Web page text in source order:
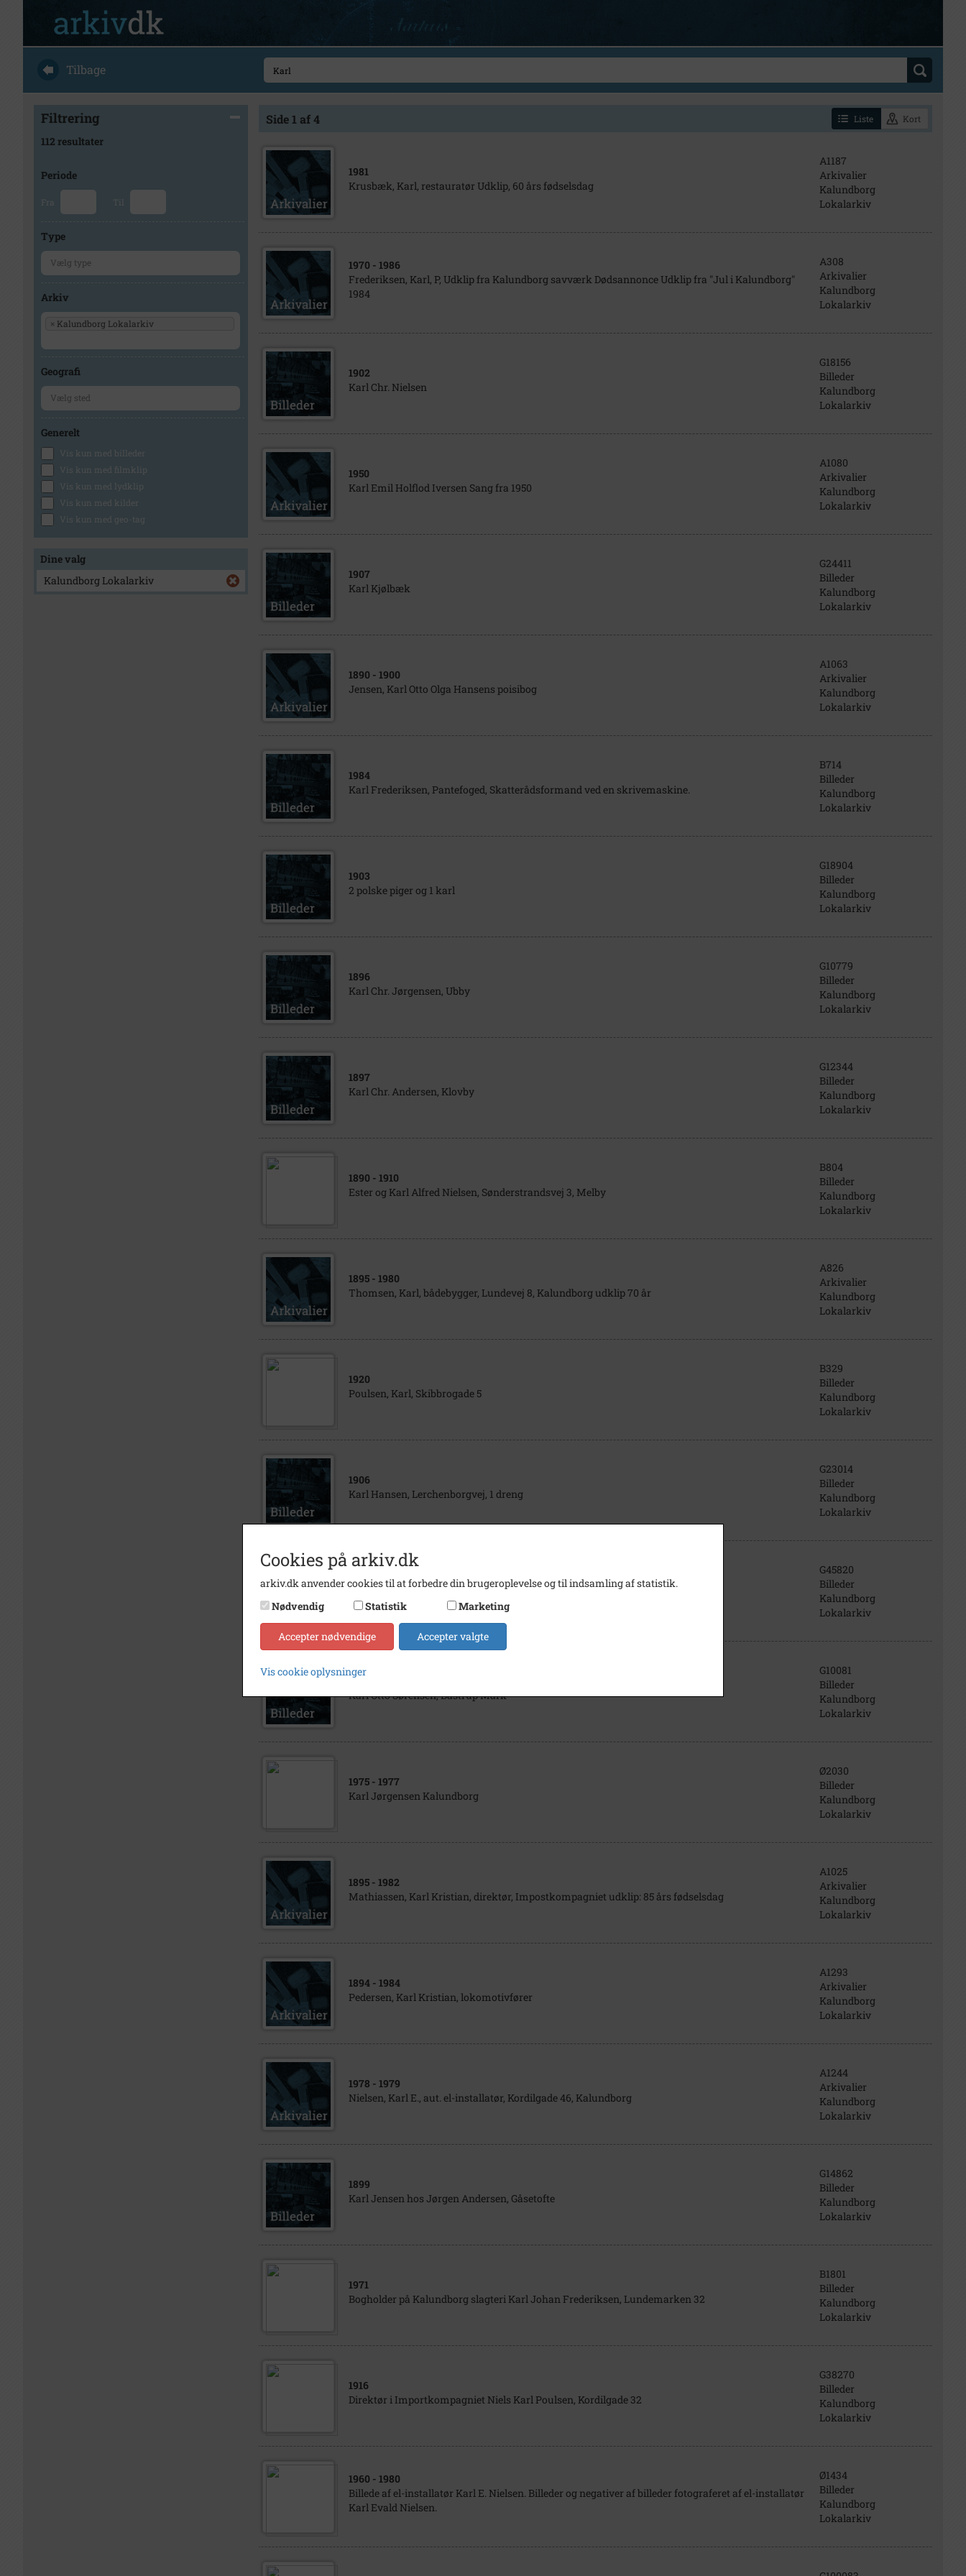
Tilbage
Filtrering
112 resultater
Periode
Fra Til
Type
Arkiv
× Kalundborg Lokalarkiv
Geografi
Generelt
Vis kun med billeder
Vis kun med filmklip
Vis kun med lydklip
Vis kun med kilder
Vis kun med geo-tag
Dine valg
Kalundborg Lokalarkiv
Side 1 af 4 Liste Kort
1981
Krusbæk, Karl, restauratør Udklip, 60 års fødselsdag
A1187
Arkivalier
Kalundborg
Lokalarkiv
1970 - 1986
Frederiksen, Karl, P, Udklip fra Kalundborg savværk Dødsannonce Udklip fra "Jul i Kalundborg"
1984
A308
Arkivalier
Kalundborg
Lokalarkiv
1902
Karl Chr. Nielsen
G18156
Billeder
Kalundborg
Lokalarkiv
1950
Karl Emil Holflod Iversen Sang fra 1950
A1080
Arkivalier
Kalundborg
Lokalarkiv
1907
Karl Kjølbæk
G24411
Billeder
Kalundborg
Lokalarkiv
1890 - 1900
Jensen, Karl Otto Olga Hansens poisibog
A1063
Arkivalier
Kalundborg
Lokalarkiv
1984
Karl Frederiksen, Pantefoged, Skatterådsformand ved en skrivemaskine.
B714
Billeder
Kalundborg
Lokalarkiv
1903
2 polske piger og 1 karl
G18904
Billeder
Kalundborg
Lokalarkiv
1896
Karl Chr. Jørgensen, Ubby
G10779
Billeder
Kalundborg
Lokalarkiv
1897
Karl Chr. Andersen, Klovby
G12344
Billeder
Kalundborg
Lokalarkiv
1890 - 1910
Ester og Karl Alfred Nielsen, Sønderstrandsvej 3, Melby
B804
Billeder
Kalundborg
Lokalarkiv
1895 - 1980
Thomsen, Karl, bådebygger, Lundevej 8, Kalundborg udklip 70 år
A826
Arkivalier
Kalundborg
Lokalarkiv
1920
Poulsen, Karl, Skibbrogade 5
B329
Billeder
Kalundborg
Lokalarkiv
1906
Karl Hansen, Lerchenborgvej, 1 dreng
G23014
Billeder
Kalundborg
Lokalarkiv
1920
G45820
Billeder
Kalundborg
Lokalarkiv
1896
Karl Otto Sørensen, Bastrup Mark
G10081
Billeder
Kalundborg
Lokalarkiv
1975 - 1977
Karl Jørgensen Kalundborg
Ø2030
Billeder
Kalundborg
Lokalarkiv
1895 - 1982
Mathiassen, Karl Kristian, direktør, Impostkompagniet udklip: 85 års fødselsdag
A1025
Arkivalier
Kalundborg
Lokalarkiv
1894 - 1984
Pedersen, Karl Kristian, lokomotivfører
A1293
Arkivalier
Kalundborg
Lokalarkiv
1978 - 1979
Nielsen, Karl E., aut. el-installatør, Kordilgade 46, Kalundborg
A1244
Arkivalier
Kalundborg
Lokalarkiv
1899
Karl Jensen hos Jørgen Andersen, Gåsetofte
G14862
Billeder
Kalundborg
Lokalarkiv
1971
Bogholder på Kalundborg slagteri Karl Johan Frederiksen, Lundemarken 32
B1801
Billeder
Kalundborg
Lokalarkiv
1916
Direktør i Importkompagniet Niels Karl Poulsen, Kordilgade 32
G38270
Billeder
Kalundborg
Lokalarkiv
1960 - 1980
Billede af el-installatør Karl E. Nielsen. Billeder og negativer af billeder fotograferet af el-installatør
Karl Evald Nielsen.
Ø1434
Billeder
Kalundborg
Lokalarkiv
Cookies på arkiv.dk
arkiv.dk anvender cookies til at forbedre din brugeroplevelse og til indsamling af statistik.
Nødvendig
Statistik Marketing
Accepter nødvendige Accepter valgte
Vis cookie oplysninger